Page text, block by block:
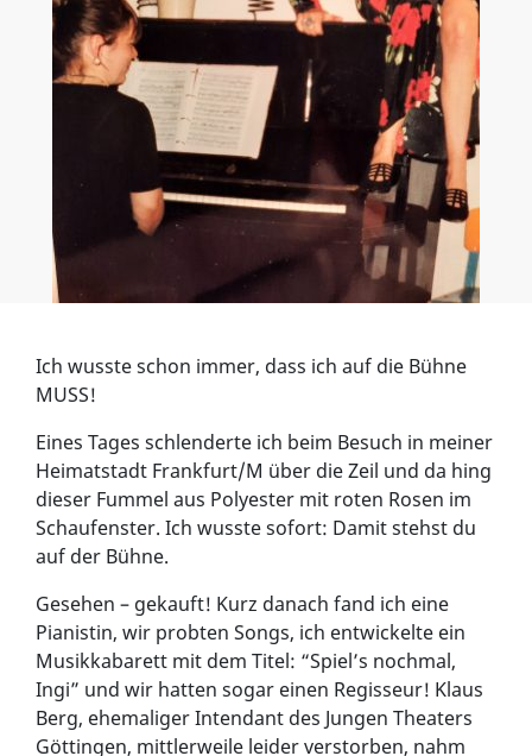
Ich wusste schon immer, dass ich auf die Bühne
MUSS!
Eines Tages schlenderte ich beim Besuch in meiner
Heimatstadt Frankfurt/M über die Zeil und da hing
dieser Fummel aus Polyester mit roten Rosen im
Schaufenster. Ich wusste sofort: Damit stehst du
auf der Bühne.
Gesehen – gekauft! Kurz danach fand ich eine
Pianistin, wir probten Songs, ich entwickelte ein
Musikkabarett mit dem Titel: “Spiel’s nochmal,
Ingi” und wir hatten sogar einen Regisseur! Klaus
Berg, ehemaliger Intendant des Jungen Theaters
Göttingen, mittlerweile leider verstorben, nahm